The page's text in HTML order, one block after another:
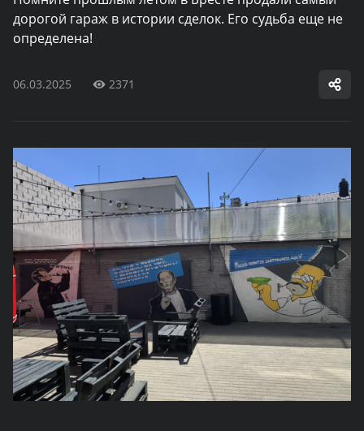
дорогой гараж в истории сделок. Его судьба еще не
определена!
06.03.2025 2371